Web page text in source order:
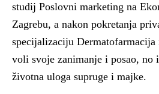
studij Poslovni marketing na
Zagrebu, a nakon pokretanja
specijalizaciju
voli svoje zanimanje i posao, no
životna uloga supruge i majke.